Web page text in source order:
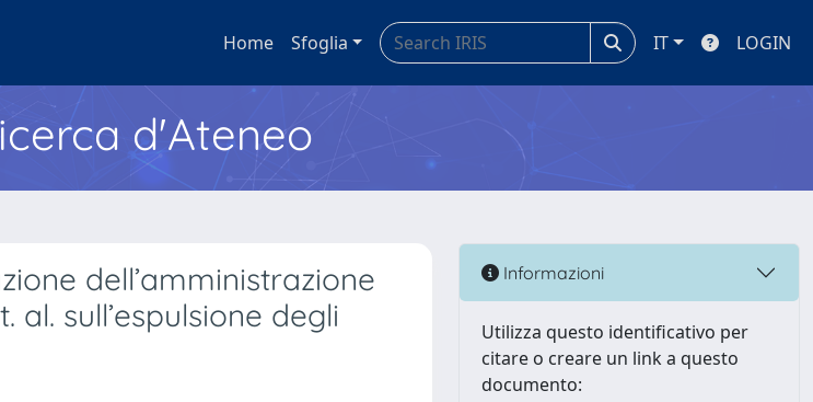
Home Sfoglia IT LOGIN
d'Ateneo
dell’amministrazione
al. sull’espulsione degli
Informazioni
Utilizza questo identificativo per
citare o creare un link a questo
documento: